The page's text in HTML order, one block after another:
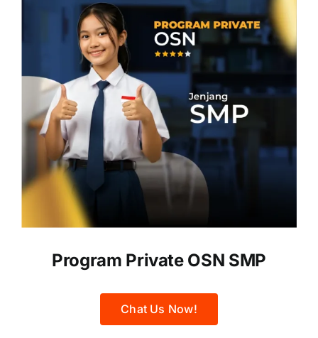
Program Private OSN SMP
Chat Us Now!